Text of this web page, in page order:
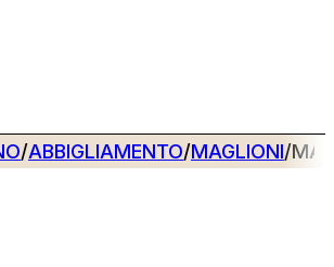
/ABBIGLIAMENTO/MAGLIONI/